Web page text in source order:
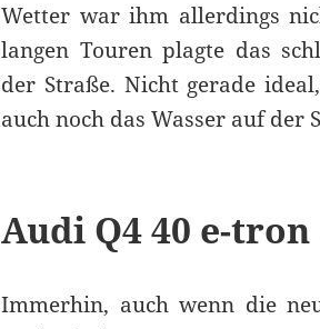
Wetter war ihm allerdings
langen Touren plagte das
der Straße. Nicht gerade
auch noch das Wasser auf der
Audi Q4 40 e-
Immerhin, auch wenn die